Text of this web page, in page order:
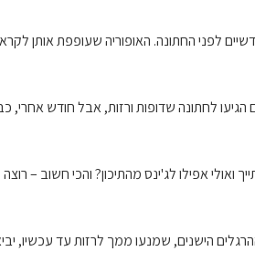
לפני החתונה. האופוריה שעופפת אותן
לחתונה שדופות ורזות, אבל חודש אחרי,
אפילו לג'ינס מהתיכון? והכי חשוב –
הישנים, שמנעו ממך לרזות עד עכשיו,